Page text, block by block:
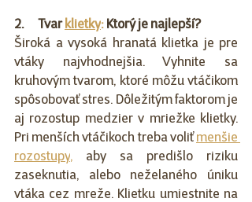
2.      Tvar klietky: Ktorý je najlepší?
Široká a vysoká hranatá klietka je pre
vtáky najvhodnejšia. Vyhnite sa
kruhovým tvarom, ktoré môžu vtáčikom
spôsobovať stres. Dôležitým faktorom je
aj rozostup medzier v mriežke klietky.
Pri menších vtáčikoch treba voliť menšie
rozostupy, aby sa predišlo riziku
zaseknutia, alebo neželaného úniku
vtáka cez mreže. Klietku umiestnite na